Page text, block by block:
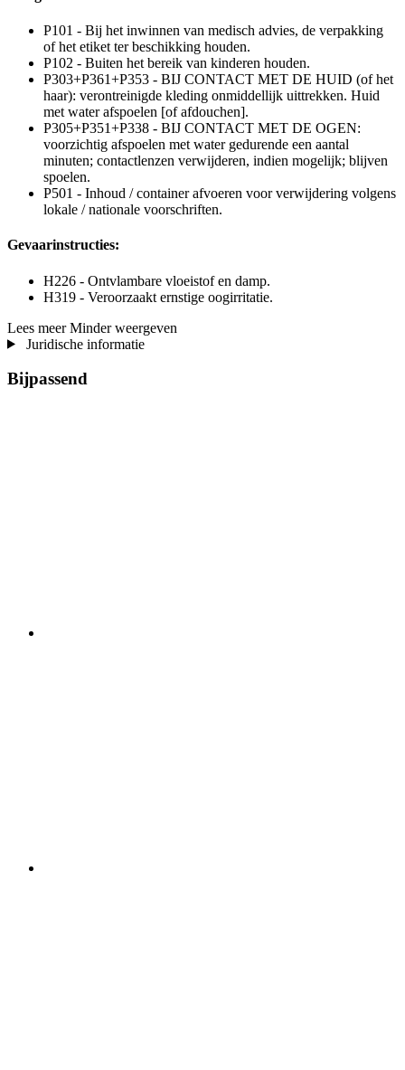
P101 - Bij het inwinnen van medisch advies, de verpakking
of het etiket ter beschikking houden.
P102 - Buiten het bereik van kinderen houden.
P303+P361+P353 - BIJ CONTACT MET DE HUID (of het
haar): verontreinigde kleding onmiddellijk uittrekken. Huid
met water afspoelen [of afdouchen].
P305+P351+P338 - BIJ CONTACT MET DE OGEN:
voorzichtig afspoelen met water gedurende een aantal
minuten; contactlenzen verwijderen, indien mogelijk; blijven
spoelen.
P501 - Inhoud / container afvoeren voor verwijdering volgens
lokale / nationale voorschriften.
Gevaarinstructies:
H226 - Ontvlambare vloeistof en damp.
H319 - Veroorzaakt ernstige oogirritatie.
Lees meer Minder weergeven
Juridische informatie
Bijpassend